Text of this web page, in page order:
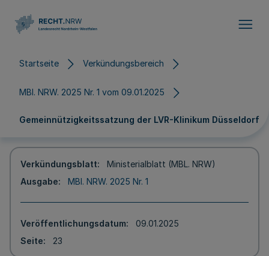
Startseite Verkündungsbereich
MBl. NRW. 2025 Nr. 1 vom 09.01.2025
Gemeinnützigkeitssatzung der LVR-Klinikum Düsseldorf
Verkündungsblatt
Ministerialblatt (MBL. NRW)
Ausgabe
MBl. NRW. 2025 Nr. 1
Veröffentlichungsdatum
09.01.2025
Seite
23